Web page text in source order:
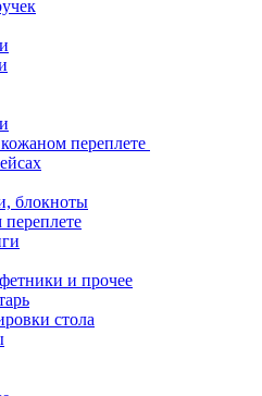
переплете
блокноты
и прочее
стола